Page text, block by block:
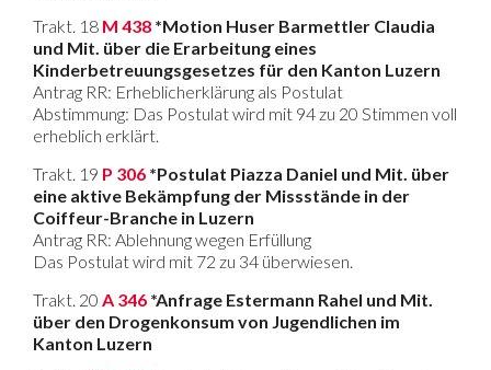
Trakt. 18 M 438 *Motion Huser Barmettler Claudia
und Mit. über die Erarbeitung eines
Kinderbetreuungsgesetzes für den Kanton Luzern
Antrag RR: Erheblicherklärung als Postulat
Abstimmung: Das Postulat wird mit 94 zu 20 Stimmen voll
erheblich erklärt.
Trakt. 19 P 306 *Postulat Piazza Daniel und Mit. über
eine aktive Bekämpfung der Missstände in der
Coiffeur-Branche in Luzern
Antrag RR: Ablehnung wegen Erfüllung
Das Postulat wird mit 72 zu 34 überwiesen.
Trakt. 20 A 346 *Anfrage Estermann Rahel und Mit.
über den Drogenkonsum von Jugendlichen im
Kanton Luzern